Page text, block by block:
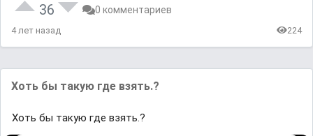
36 0 комментариев
4 лет назад 224
Хоть бы такую где взять.?
Хоть бы такую где взять.?